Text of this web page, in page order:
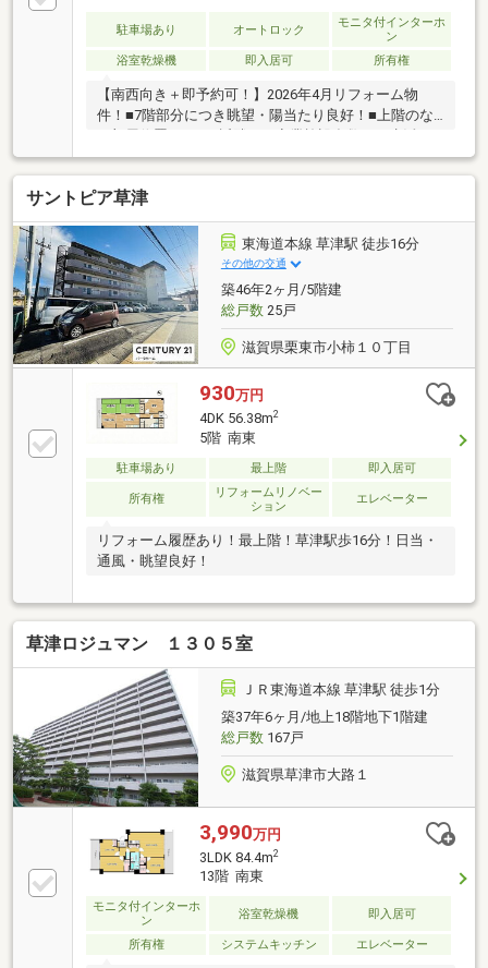
駐車場あり オートロック
モニタ付インターホ
ン
浴室乾燥機
即入居可 所有権
【南西向き＋即予約可！】2026年4月リフォーム物
件！■7階部分につき眺望・陽当たり良好！■上階のな
便！
サントピア草津
東海道本線 草津駅 徒歩16分
その他の交通
築46年2ヶ月/5階建
総戸数25戸
滋賀県栗東市小柿１０丁目
930万円
4DK 56.38m2
5階 南東
駐車場あり 最上階 即入居可
所有権
リフォームリノベー
ション
エレベーター
リフォーム履歴あり！最上階！草津駅歩16分！日当・
通風・眺望良好！
草津ロジュマン １３０５室
ＪＲ東海道本線 草津駅 徒歩1分
築37年6ヶ月/地上18階地下1階建
総戸数167戸
滋賀県草津市大路１
3,990万円
3LDK 84.4m2
13階 南東
モニタ付インターホ
ン
浴室乾燥機 即入居可
所有権 システムキッチン エレベーター